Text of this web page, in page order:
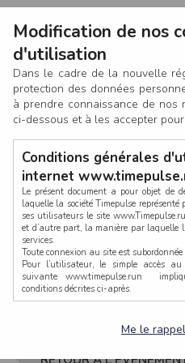
CONNEXION
RETOUR À
Modification de nos
d'utilisation
Dans le cadre de la nouvelle
protection des données
à prendre connaissance de nos
ci-dessous et à les accepter
Conditions générales
internet
Le présent document a pour objet de
laquelle la société Timepulse
ses utilisateurs le site
et d’autre part, la manière par laquelle
services.
Toute connexion au site est
Pour l’utilisateur, le simple accès
suivante www.timepulse.run
conditions décrites ci-après.
La structure générale du site
soit, sans l'autorisation préalable et
Me le